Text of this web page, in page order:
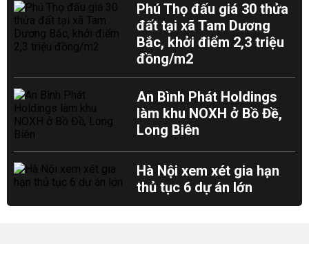
Phú Thọ đấu giá 30 thửa
đất tại xã Tam Dương
Bắc, khởi điểm 2,3 triệu
đồng/m2
An Bình Phát Holdings
làm khu NOXH ở Bồ Đề,
Long Biên
Hà Nội xem xét gia hạn
thủ tục 6 dự án lớn